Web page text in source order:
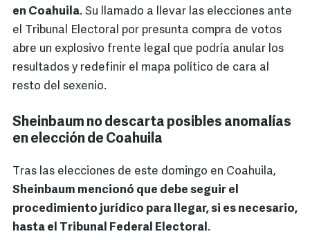
en Coahuila. Su llamado a llevar las elecciones ante
el Tribunal Electoral por presunta compra de votos
abre un explosivo frente legal que podría anular los
resultados y redefinir el mapa político de cara al
resto del sexenio.
Sheinbaum no descarta posibles anomalías
en elección de Coahuila
Tras las elecciones de este domingo en Coahuila,
Sheinbaum mencionó que debe seguir el
procedimiento jurídico para llegar, si es necesario,
hasta el Tribunal Federal Electoral.